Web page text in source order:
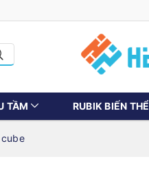
TẦM RUBIK BIẾN THỂ